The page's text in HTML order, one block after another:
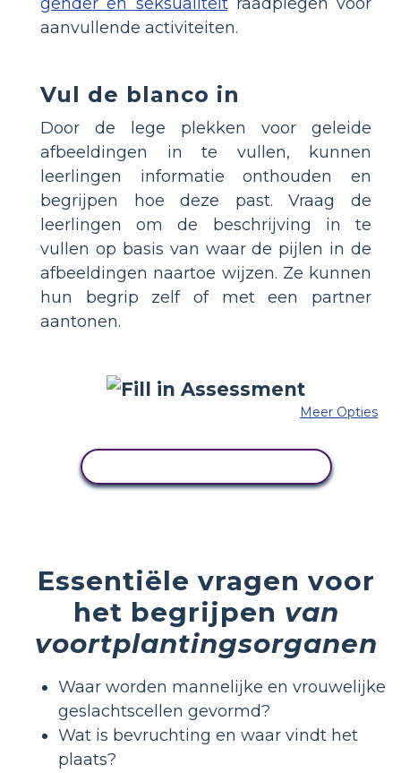
aanvullende activiteiten.
Vul de blanco in
Door de lege plekken voor geleide
afbeeldingen in te vullen, kunnen
leerlingen informatie onthouden en
begrijpen hoe deze past. Vraag de
leerlingen om de beschrijving in te
vullen op basis van waar de pijlen in de
afbeeldingen naartoe wijzen. Ze kunnen
hun begrip zelf of met een partner
aantonen.
Meer Opties
Essentiële vragen voor
het begrijpen van
voortplantingsorganen
Waar worden mannelijke en vrouwelijke
geslachtscellen gevormd?
Wat is bevruchting en waar vindt het
plaats?